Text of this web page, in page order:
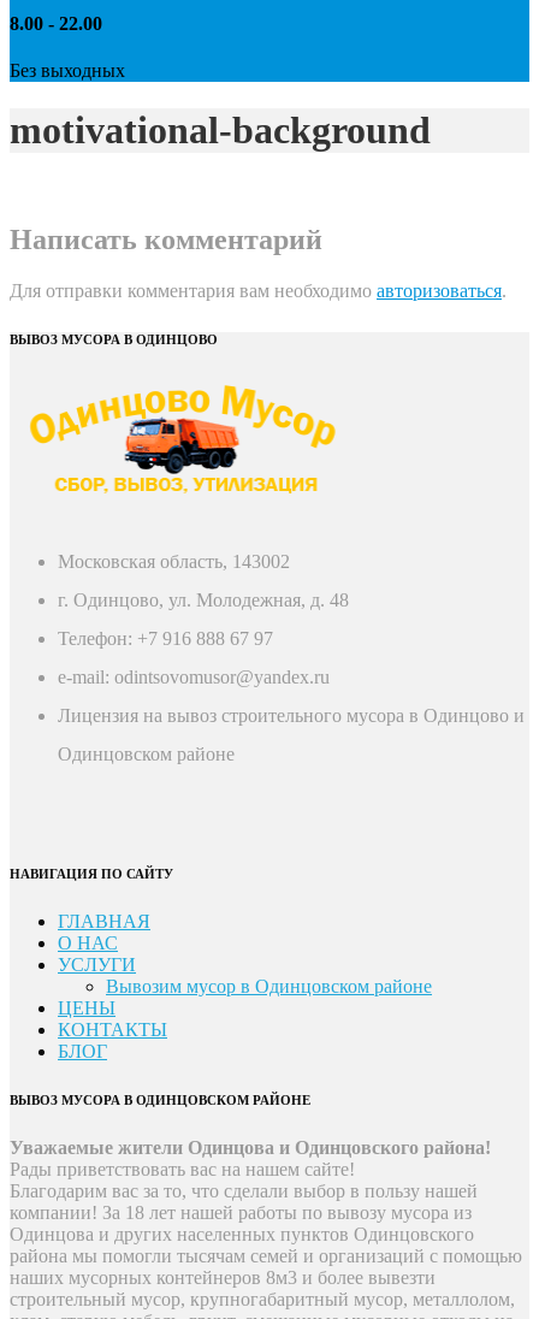
8.00 - 22.00
Без выходных
motivational-background
Написать комментарий
Для отправки комментария вам необходимо авторизоваться.
ВЫВОЗ МУСОРА В ОДИНЦОВО
Московская область, 143002
г. Одинцово, ул. Молодежная, д. 48
Телефон: +7 916 888 67 97
e-mail: odintsovomusor@yandex.ru
Лицензия на вывоз строительного мусора в Одинцово и
Одинцовском районе
НАВИГАЦИЯ ПО САЙТУ
ГЛАВНАЯ
О НАС
УСЛУГИ
Вывозим мусор в Одинцовском районе
ЦЕНЫ
КОНТАКТЫ
БЛОГ
ВЫВОЗ МУСОРА В ОДИНЦОВСКОМ РАЙОНЕ
Уважаемые жители Одинцова и Одинцовского района!
Рады приветствовать вас на нашем сайте!
Благодарим вас за то, что сделали выбор в пользу нашей
компании! За 18 лет нашей работы по вывозу мусора из
Одинцова и других населенных пунктов Одинцовского
района мы помогли тысячам семей и организаций с помощью
наших мусорных контейнеров 8м3 и более вывезти
строительный мусор, крупногабаритный мусор, металлолом,